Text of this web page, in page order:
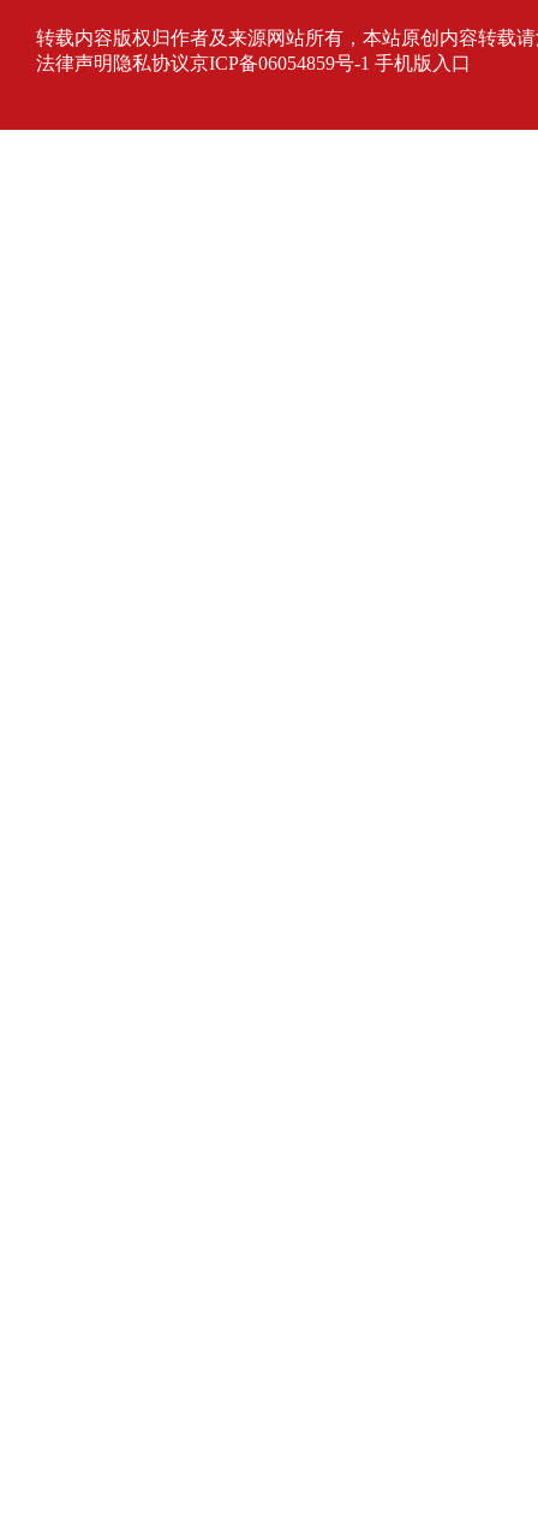
转载内容版权归作者及来源网站所有，本站原创内容转载
法律声明隐私协议京ICP备06054859号-1 手机版入口